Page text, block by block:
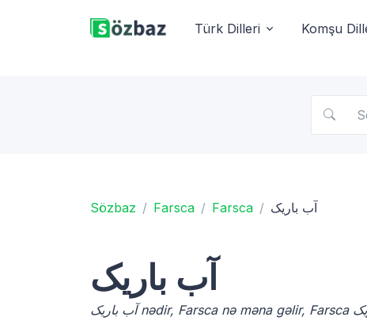
Türk Dilleri Komşu
Sözbaz Farsca Farsca آب باریک
آب باریک